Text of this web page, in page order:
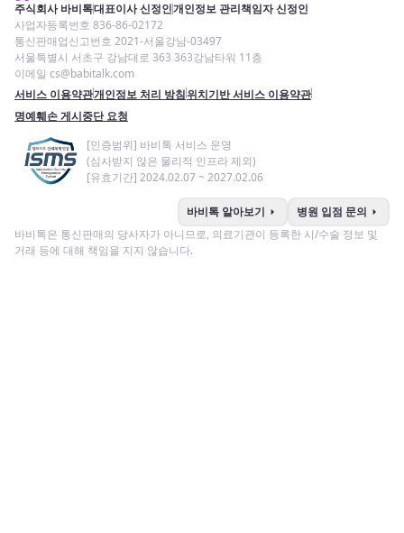
주식회사 바비톡대표이사 신정인개인정보 관리책임자 신정인
사업자등록번호 836-86-02172
통신판매업신고번호 2021-서울강남-03497
서울특별시 서초구 강남대로 363 363강남타워 11층
이메일 cs@babitalk.com
서비스 이용약관개인정보 처리 방침위치기반 서비스 이용약관
명예훼손 게시중단 요청
[인증범위] 바비톡 서비스 운영
(심사받지 않은 물리적 인프라 제외)
[유효기간] 2024.02.07 ~ 2027.02.06
바비톡 알아보기 arrow_right 병원 입점 문의 arrow_right
바비톡은 통신판매의 당사자가 아니므로, 의료기관이 등록한 시/수술 정보 및
거래 등에 대해 책임을 지지 않습니다.